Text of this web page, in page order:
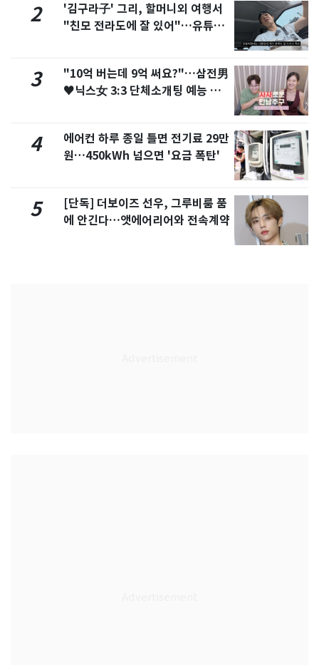
2
'김구라子' 그리, 할머니외 여행서
"친모 전라도에 잘 있어"…유튜브
3
"10억 버는데 9억 써요?"…삼전男
♥닉스女 3:3 단체소개팅 예능 화
4
에어컨 하루 종일 틀면 전기료 29만
원…450kWh 넘으면 '요금 폭탄'
5
[단독] 더보이즈 선우, 그루비룸 품
에 안긴다…앳에어리어와 전속계약